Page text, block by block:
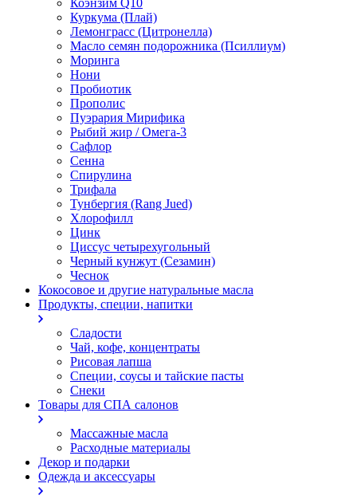
Коэнзим Q10
Куркума (Плай)
Лемонграсс (Цитронелла)
Масло семян подорожника (Псиллиум)
Моринга
Нони
Пробиотик
Прополис
Пуэрария Мирифика
Рыбий жир / Омега-3
Сафлор
Сенна
Спирулина
Трифала
Тунбергия (Rang Jued)
Хлорофилл
Цинк
Циссус четырехугольный
Черный кунжут (Сезамин)
Чеснок
Кокосовое и другие натуральные масла
Продукты, специи, напитки
Сладости
Чай, кофе, концентраты
Рисовая лапша
Специи, соусы и тайские пасты
Снеки
Товары для СПА салонов
Массажные масла
Расходные материалы
Декор и подарки
Одежда и аксессуары